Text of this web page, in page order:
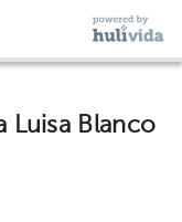
Luisa Blanco